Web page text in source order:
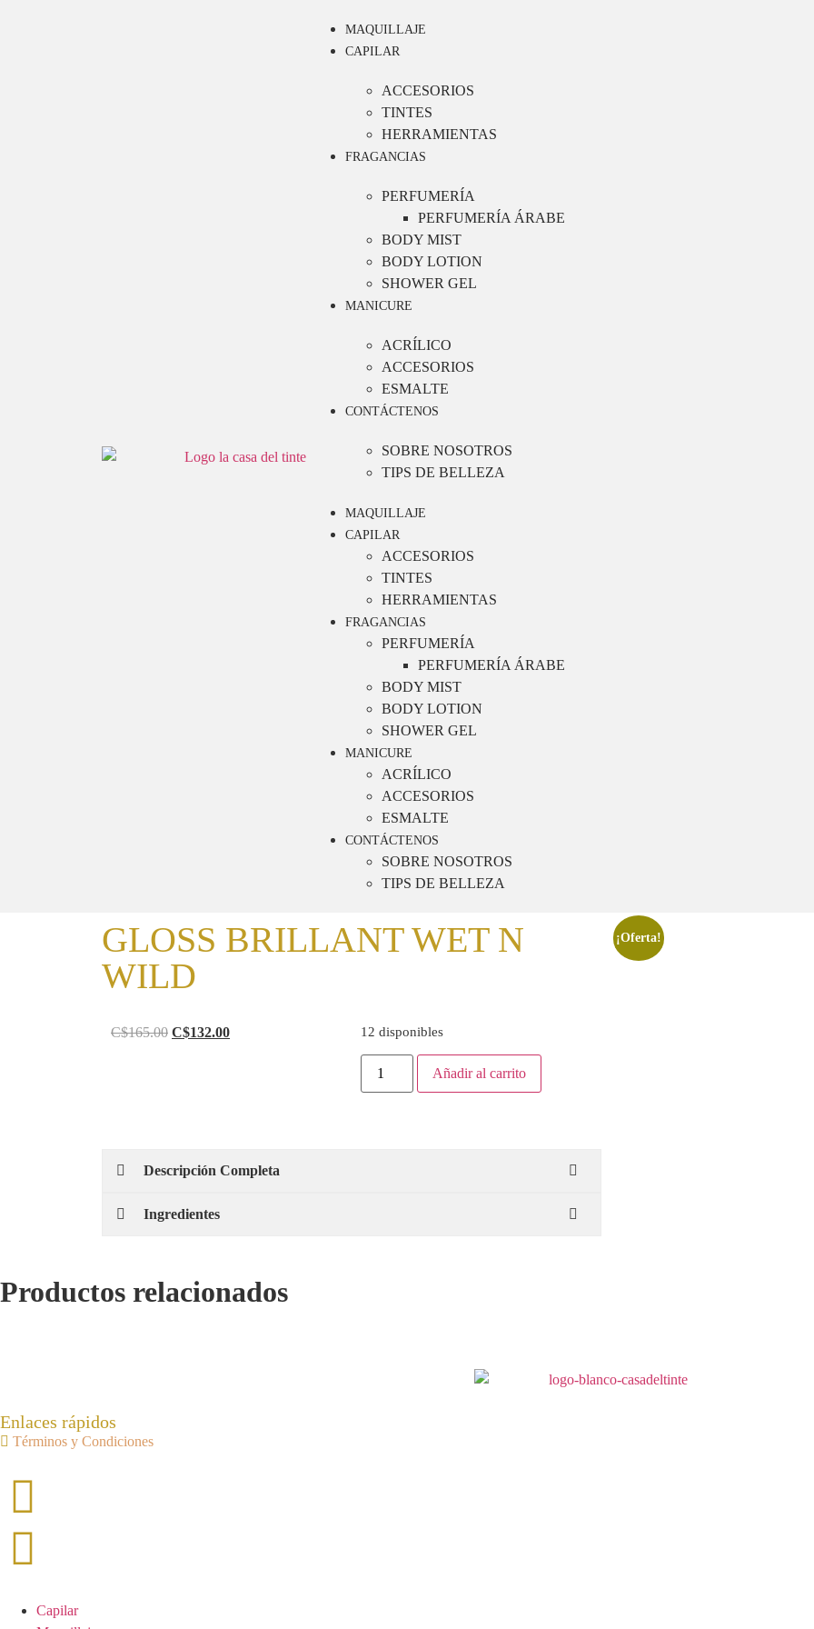
MAQUILLAJE
CAPILAR
ACCESORIOS
TINTES
HERRAMIENTAS
FRAGANCIAS
PERFUMERÍA
PERFUMERÍA ÁRABE
BODY MIST
BODY LOTION
SHOWER GEL
MANICURE
ACRÍLICO
ACCESORIOS
ESMALTE
CONTÁCTENOS
SOBRE NOSOTROS
TIPS DE BELLEZA
MAQUILLAJE
CAPILAR
ACCESORIOS
TINTES
HERRAMIENTAS
FRAGANCIAS
PERFUMERÍA
PERFUMERÍA ÁRABE
BODY MIST
BODY LOTION
SHOWER GEL
MANICURE
ACRÍLICO
ACCESORIOS
ESMALTE
CONTÁCTENOS
SOBRE NOSOTROS
TIPS DE BELLEZA
GLOSS BRILLANT WET N
WILD
C$165.00 C$132.00 12 disponibles
Añadir al carrito
Descripción Completa
Ingredientes
¡Oferta!
Productos relacionados
Enlaces rápidos
Términos y Condiciones
Capilar